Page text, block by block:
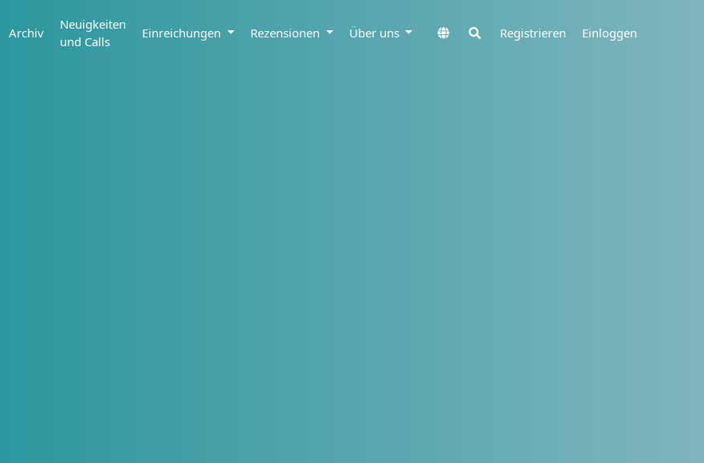
Archiv
Neuigkeiten
und Calls
Einreichungen Rezensionen Über uns Registrieren Einloggen